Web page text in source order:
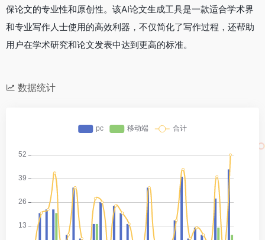
保论文的专业性和原创性。该AI论文生成工具是一款适合学术界
和专业写作人士使用的高效利器，不仅简化了写作过程，还帮助
用户在学术研究和论文发表中达到更高的标准。
数据统计